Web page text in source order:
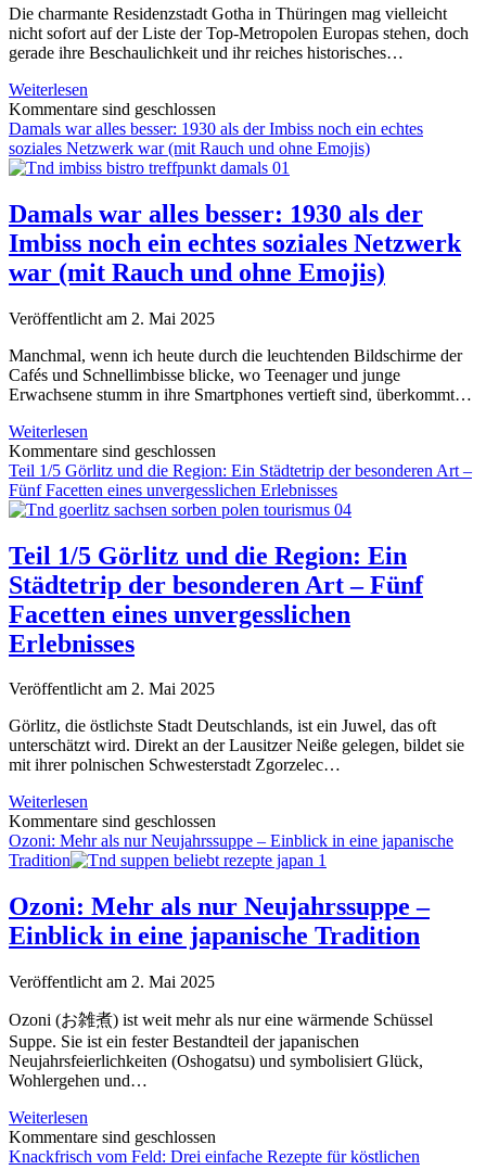
Die charmante Residenzstadt Gotha in Thüringen mag vielleicht
nicht sofort auf der Liste der Top-Metropolen Europas stehen, doch
gerade ihre Beschaulichkeit und ihr reiches historisches…
Weiterlesen
entdecken:
Drei
Highlights
für
unvergesslichen
Städtetrip
Kommentare sind geschlossen
Damals war alles besser: 1930 als der Imbiss noch ein echtes
soziales Netzwerk war (mit Rauch und ohne Emojis)
Damals war alles besser: 1930 als der
Imbiss noch ein echtes soziales Netzwerk
war (mit Rauch und ohne Emojis)
Veröffentlicht am 2. Mai 2025
Manchmal, wenn ich heute durch die leuchtenden Bildschirme der
Cafés und Schnellimbisse blicke, wo Teenager und junge
Erwachsene stumm in ihre Smartphones vertieft sind, überkommt…
Weiterlesen
war
alles
besser:
1930
der
Imbiss
noch
echtes
soziales
war
Rauch
und
ohne
Kommentare sind geschlossen
Teil 1/5 Görlitz und die Region: Ein Städtetrip der besonderen Art –
Fünf Facetten eines unvergesslichen Erlebnisses
Teil 1/5 Görlitz und die Region: Ein
Städtetrip der besonderen Art – Fünf
Facetten eines unvergesslichen
Erlebnisses
Veröffentlicht am 2. Mai 2025
Görlitz, die östlichste Stadt Deutschlands, ist ein Juwel, das oft
unterschätzt wird. Direkt an der Lausitzer Neiße gelegen, bildet sie
mit ihrer polnischen Schwesterstadt Zgorzelec…
Weiterlesen
1/5
Görlitz
und
Region:
Ein
Städtetrip
besonderen
–
Fünf
Facetten
eines
Kommentare sind geschlossen
Ozoni: Mehr als nur Neujahrssuppe – Einblick in eine japanische
Tradition
Ozoni: Mehr als nur Neujahrssuppe –
Einblick in eine japanische Tradition
Veröffentlicht am 2. Mai 2025
Ozoni (お雑煮) ist weit mehr als nur eine wärmende Schüssel
Suppe. Sie ist ein fester Bestandteil der japanischen
Neujahrsfeierlichkeiten (Oshogatsu) und symbolisiert Glück,
Wohlergehen und…
Weiterlesen
Mehr
als
Kommentare sind geschlossen
Knackfrisch vom Feld: Drei einfache Rezepte für köstlichen